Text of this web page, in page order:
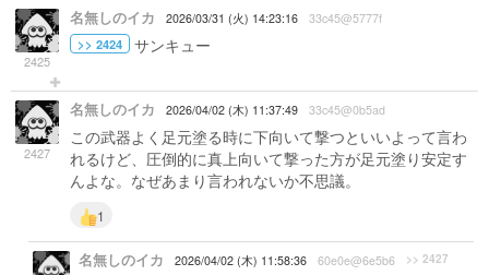
2425
名無しのイカ 2026/03/31 (火) 14:23:16 33c45@5777f
>> 2424 サンキュー
2427
名無しのイカ 2026/04/02 (木) 11:37:49 33c45@0b5ad
この武器よく足元塗る時に下向いて撃つといいよって言わ
れるけど、圧倒的に真上向いて撃った方が足元塗り安定す
んよな。なぜあまり言われないか不思議。
1
名無しのイカ 2026/04/02 (木) 11:58:36 60e0e@6e5b6 >> 2427